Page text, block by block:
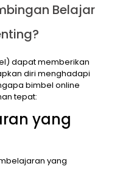
Belajar
dapat memberikan
diri menghadapi
bimbel online
tepat:
yang
yang